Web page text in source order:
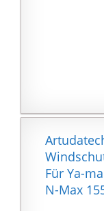
Für Ya-
N-Max